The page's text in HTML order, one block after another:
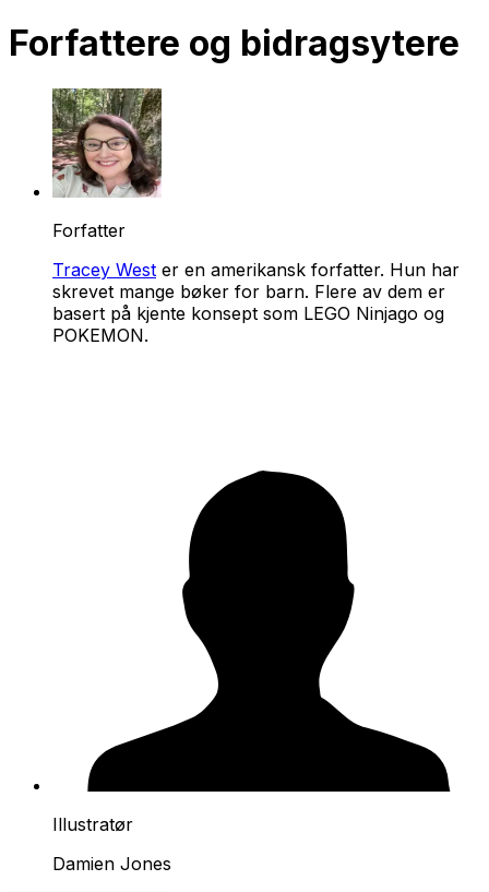
Forfattere og bidragsytere
Forfatter
Tracey West er en amerikansk forfatter. Hun har
skrevet mange bøker for barn. Flere av dem er
basert på kjente konsept som LEGO Ninjago og
POKEMON.
Illustratør
Damien Jones